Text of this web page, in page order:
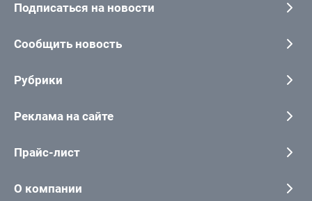
Подписаться на новости
Сообщить новость
Рубрики
Реклама на сайте
Прайс-лист
О компании